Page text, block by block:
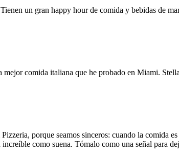
un gran happy hour de comida y bebidas de
comida italiana que he probado en Miami.
porque seamos sinceros: cuando la comida
como suena. Tómalo como una señal para